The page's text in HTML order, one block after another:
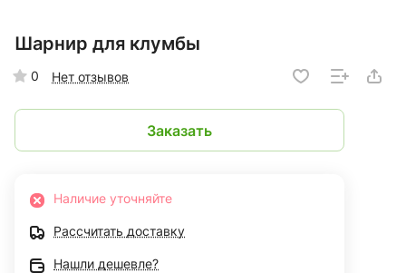
Шарнир для клумбы
0 Нет отзывов
Заказать
Наличие уточняйте
Рассчитать доставку
Нашли дешевле?